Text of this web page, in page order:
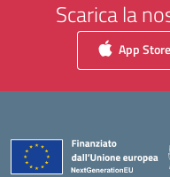
Scarica la
App Store